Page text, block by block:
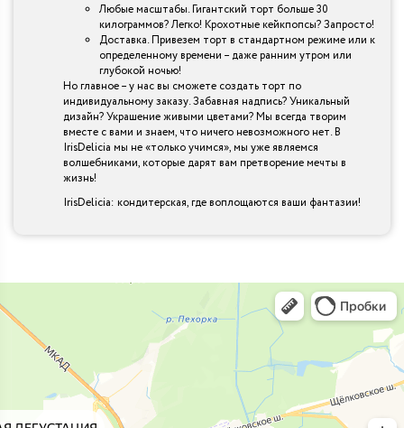
Любые масштабы. Гигантский торт больше 30
килограммов? Легко! Крохотные кейкпопсы? Запросто!
Доставка. Привезем торт в стандартном режиме или к
определенному времени – даже ранним утром или
глубокой ночью!
Но главное – у нас вы сможете создать торт по
индивидуальному заказу. Забавная надпись? Уникальный
дизайн? Украшение живыми цветами? Мы всегда творим
вместе с вами и знаем, что ничего невозможного нет. В
IrisDelicia мы не «только учимся», мы уже являемся
волшебниками, которые дарят вам претворение мечты в
жизнь!
IrisDelicia: кондитерская, где воплощаются ваши фантазии!